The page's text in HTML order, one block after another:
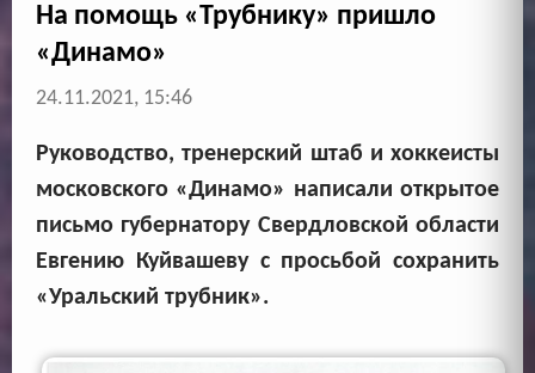
На помощь «Трубнику» пришло
«Динамо»
24.11.2021, 15:46
Руководство, тренерский штаб и хоккеисты
московского «Динамо» написали открытое
письмо губернатору Свердловской области
Евгению Куйвашеву с просьбой сохранить
«Уральский трубник».